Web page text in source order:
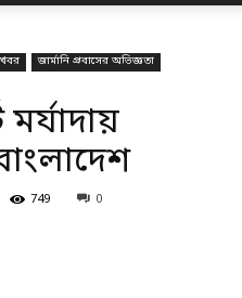
খবর
জার্মানি প্রবাসের অভিজ্ঞতা
749 0